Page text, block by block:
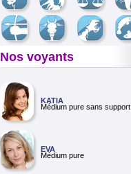
Nos voyants
KATIA
Médium pure sans support
EVA
Médium pure